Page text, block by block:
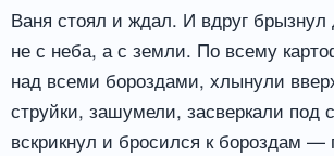
Ваня стоял и ждал. И вдруг брызнул
не с неба, а с земли. По всему
над всеми бороздами, хлынули
струйки, зашумели, засверкали под
вскрикнул и бросился к бороздам —